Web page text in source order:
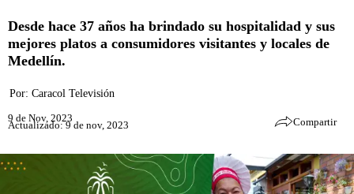
Desde hace 37 años ha brindado su hospitalidad y sus
mejores platos a consumidores visitantes y locales de
Medellín.
Por: Caracol Televisión
9 de Nov, 2023
Actualizado: 9 de nov, 2023 Compartir